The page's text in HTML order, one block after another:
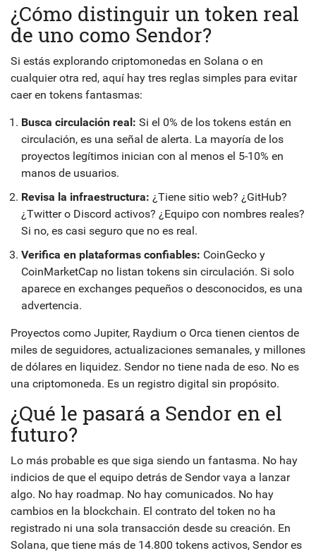
¿Cómo distinguir un token real
de uno como Sendor?
Si estás explorando criptomonedas en Solana o en
cualquier otra red, aquí hay tres reglas simples para evitar
caer en tokens fantasmas:
Busca circulación real: Si el 0% de los tokens están en
circulación, es una señal de alerta. La mayoría de los
proyectos legítimos inician con al menos el 5-10% en
manos de usuarios.
Revisa la infraestructura: ¿Tiene sitio web? ¿GitHub?
¿Twitter o Discord activos? ¿Equipo con nombres reales?
Si no, es casi seguro que no es real.
Verifica en plataformas confiables: CoinGecko y
CoinMarketCap no listan tokens sin circulación. Si solo
aparece en exchanges pequeños o desconocidos, es una
advertencia.
Proyectos como Jupiter, Raydium o Orca tienen cientos de
miles de seguidores, actualizaciones semanales, y millones
de dólares en liquidez. Sendor no tiene nada de eso. No es
una criptomoneda. Es un registro digital sin propósito.
¿Qué le pasará a Sendor en el
futuro?
Lo más probable es que siga siendo un fantasma. No hay
indicios de que el equipo detrás de Sendor vaya a lanzar
algo. No hay roadmap. No hay comunicados. No hay
cambios en la blockchain. El contrato del token no ha
registrado ni una sola transacción desde su creación. En
Solana, que tiene más de 14.800 tokens activos, Sendor es